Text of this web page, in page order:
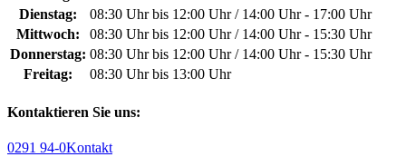
Dienstag:
08:30 Uhr bis 12:00 Uhr / 14:00 Uhr - 17:00 Uhr
Mittwoch:
08:30 Uhr bis 12:00 Uhr / 14:00 Uhr - 15:30 Uhr
Donnerstag: 08:30 Uhr bis 12:00 Uhr / 14:00 Uhr - 15:30 Uhr
Freitag:
08:30 Uhr bis 13:00 Uhr
Kontaktieren Sie uns:
0291 94-0Kontakt